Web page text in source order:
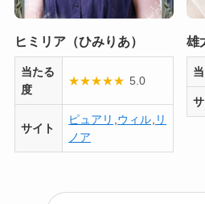
ヒミリア（ひみりあ）
当たる
度
★★★★★ 5.0
サイト
ピュアリ ,ウィル, リ
ノア
雄